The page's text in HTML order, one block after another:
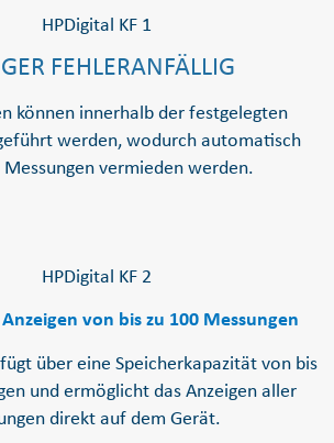
FEHLERANFÄLLIG
können innerhalb der festgelegten
werden, wodurch automatisch
vermieden werden.
von bis zu 100 Messungen
über eine Speicherkapazität von bis
und ermöglicht das Anzeigen aller
direkt auf dem Gerät.